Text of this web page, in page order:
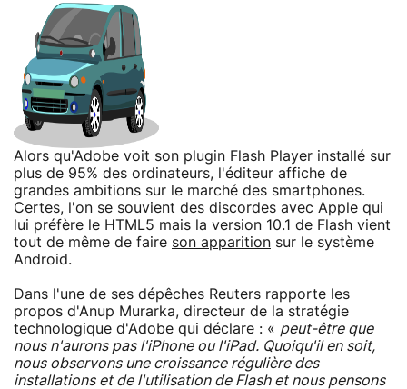
Alors qu'Adobe voit son plugin Flash Player installé sur
plus de 95% des ordinateurs, l'éditeur affiche de
grandes ambitions sur le marché des smartphones.
Certes, l'on se souvient des discordes avec Apple qui
lui préfère le HTML5 mais la version 10.1 de Flash vient
tout de même de faire son apparition sur le système
Android.
Dans l'une de ses dépêches Reuters rapporte les
propos d'Anup Murarka, directeur de la stratégie
technologique d'Adobe qui déclare : « peut-être que
nous n'aurons pas l'iPhone ou l'iPad. Quoiqu'il en soit,
nous observons une croissance régulière des
installations et de l'utilisation de Flash et nous pensons